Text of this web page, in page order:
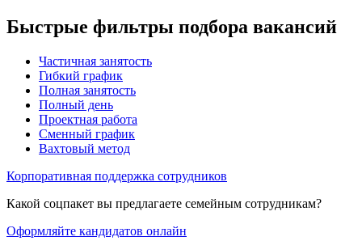
Быстрые фильтры подбора вакансий
Частичная занятость
Гибкий график
Полная занятость
Полный день
Проектная работа
Сменный график
Вахтовый метод
Корпоративная поддержка сотрудников
Какой соцпакет вы предлагаете семейным сотрудникам?
Оформляйте кандидатов онлайн